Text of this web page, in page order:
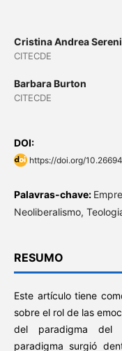
Cristina Andrea Sereni
CITECDE
Barbara Burton
CITECDE
DOI:
https://doi.org/
Palavras-chave:
Neoliberalismo,
RESUMO
Este artículo tiene
sobre el rol de las
del paradigma del
paradigma surgió